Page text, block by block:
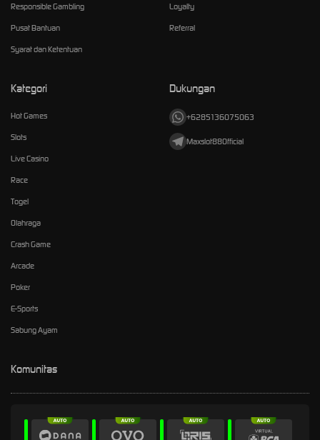
Responsible Gambling
Pusat Bantuan
Syarat dan Ketentuan
Loyalty
Referral
Kategori
Hot Games
Slots
Live Casino
Race
Togel
Olahraga
Crash Game
Arcade
Poker
E-Sports
Sabung Ayam
Dukungan
+6285136075063
Maxslot88Official
Komunitas